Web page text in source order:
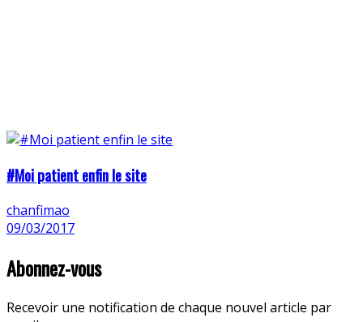
#Moi patient enfin le site
chanfimao
09/03/2017
Abonnez-vous
Recevoir une notification de chaque nouvel article par